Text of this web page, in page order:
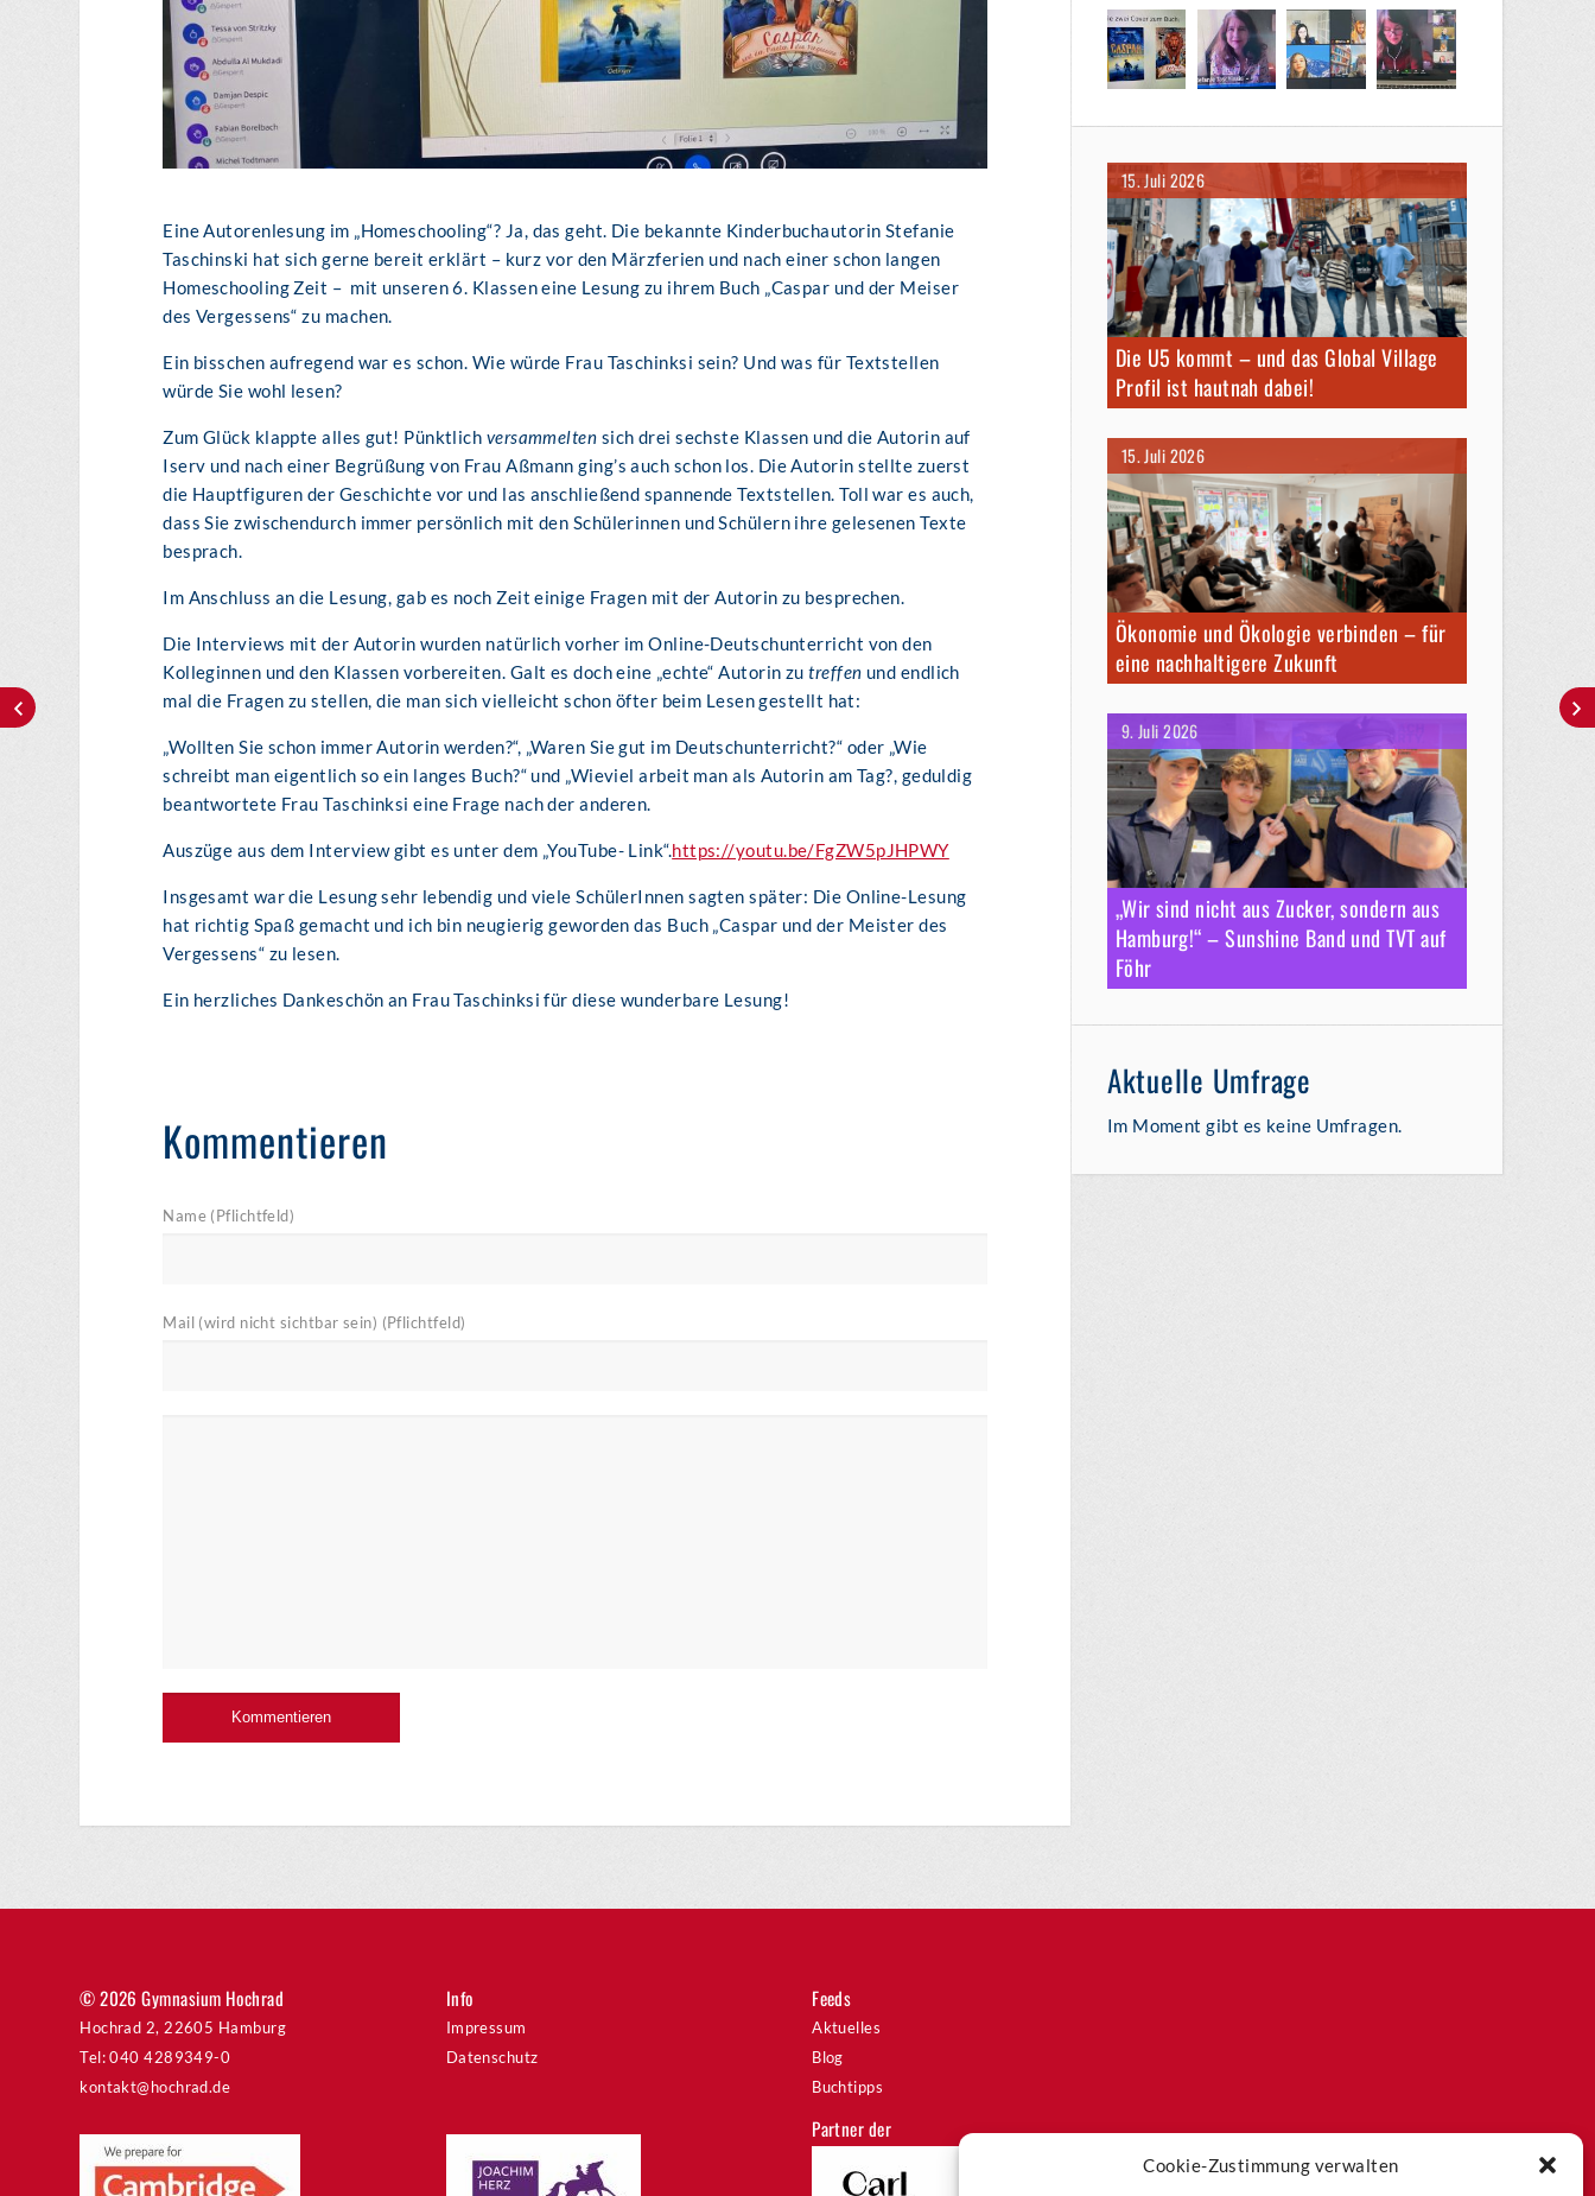
Cookie-Zustimmung verwalten
Eine Autorenlesung im „Homeschooling“? Ja, das geht. Die bekannte Kinderbuchautorin Stefanie
Taschinski hat sich gerne bereit erklärt – kurz vor den Märzferien und nach einer schon langen
Homeschooling Zeit – mit unseren 6. Klassen eine Lesung zu ihrem Buch „Caspar und der Meiser
des Vergessens“ zu machen.
Ein bisschen aufregend war es schon. Wie würde Frau Taschinksi sein? Und was für Textstellen
würde Sie wohl lesen?
Zum Glück klappte alles gut! Pünktlich versammelten sich drei sechste Klassen und die Autorin auf
Iserv und nach einer Begrüßung von Frau Aßmann ging’s auch schon los. Die Autorin stellte zuerst
die Hauptfiguren der Geschichte vor und las anschließend spannende Textstellen. Toll war es auch,
dass Sie zwischendurch immer persönlich mit den Schülerinnen und Schülern ihre gelesenen Texte
besprach.
Im Anschluss an die Lesung, gab es noch Zeit einige Fragen mit der Autorin zu besprechen.
Die Interviews mit der Autorin wurden natürlich vorher im Online-Deutschunterricht von den
Kolleginnen und den Klassen vorbereiten. Galt es doch eine „echte“ Autorin zutreffen und endlich
mal die Fragen zu stellen, die man sich vielleicht schon öfter beim Lesen gestellt hat:
„Wollten Sie schon immer Autorin werden?“, „Waren Sie gut im Deutschunterricht?“ oder „Wie
schreibt man eigentlich so ein langes Buch?“ und „Wieviel arbeit man als Autorin am Tag?, geduldig
beantwortete Frau Taschinksi eine Frage nach der anderen.
Auszüge aus dem Interview gibt es unter dem „YouTube- Link“.https://youtu.be/FgZW5pJHPWY
Insgesamt war die Lesung sehr lebendig und viele SchülerInnen sagten später: Die Online-Lesung
hat richtig Spaß gemacht und ich bin neugierig geworden das Buch „Caspar und der Meister des
Vergessens“ zu lesen.
Ein herzliches Dankeschön an Frau Taschinksi für diese wunderbare Lesung!
Kommentieren
Name (Pflichtfeld)
Mail (wird nicht sichtbar sein) (Pflichtfeld)
15. Juli 2026
Die U5 kommt – und das Global Village
Profil ist hautnah dabei!
15. Juli 2026
Ökonomie und Ökologie verbinden – für
eine nachhaltigere Zukunft
9. Juli 2026
„Wir sind nicht aus Zucker, sondern aus
Hamburg!“ – Sunshine Band und TVT auf
Föhr
Aktuelle Umfrage
Im Moment gibt es keine Umfragen.
© 2026 Gymnasium Hochrad
Hochrad 2, 22605 Hamburg
Tel: 040 4289349-0
kontakt@hochrad.de
Info
Impressum
Datenschutz
Feeds
Aktuelles
Blog
Buchtipps
Partner der